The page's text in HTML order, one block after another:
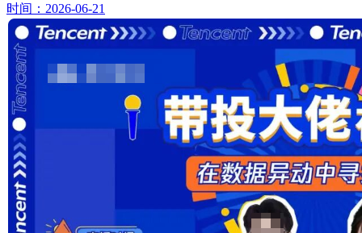
时间：2026-06-21